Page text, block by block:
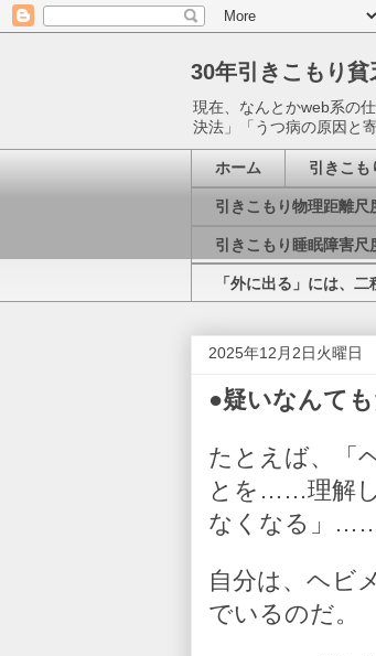
30年引きこもり貧
現在、なんとかweb系の
決法」「うつ病の原因と
ホーム 引きこも
引きこもり物理距離尺
引きこもり睡眠障害尺
「外に出る」には、
2025年12月2日火曜日
●疑いなんて
たとえば、「
とを……理解し
なくなる」
自分は、ヘビ
でいるのだ。